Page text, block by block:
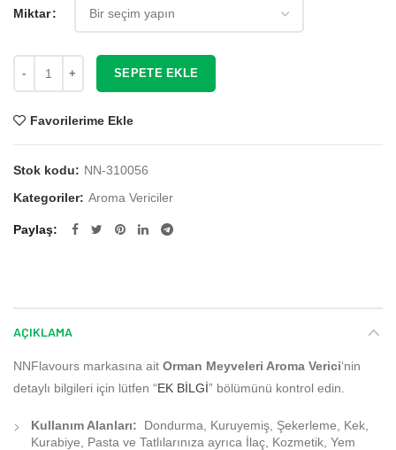
Miktar
SEPETE EKLE
Favorilerime Ekle
Stok kodu: NN-310056
Kategoriler: Aroma Vericiler
Paylaş
AÇIKLAMA
NNFlavours markasına ait Orman Meyveleri Aroma Verici‘nin
detaylı bilgileri için lütfen “EK BİLGİ” bölümünü kontrol edin.
Kullanım Alanları: Dondurma, Kuruyemiş, Şekerleme, Kek,
Kurabiye, Pasta ve Tatlılarınıza ayrıca İlaç, Kozmetik, Yem